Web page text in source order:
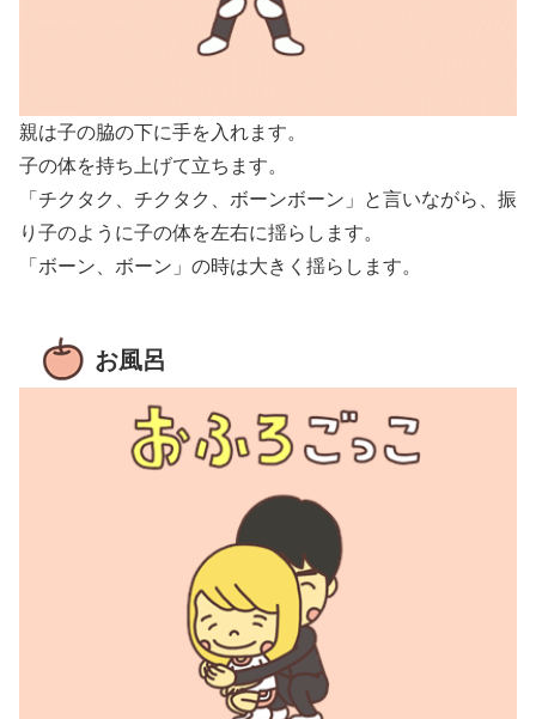
親は子の脇の下に手を入れます。
子の体を持ち上げて立ちます。
「チクタク、チクタク、ボーンボーン」と言いながら、振
り子のように子の体を左右に揺らします。
「ボーン、ボーン」の時は大きく揺らします。
お風呂